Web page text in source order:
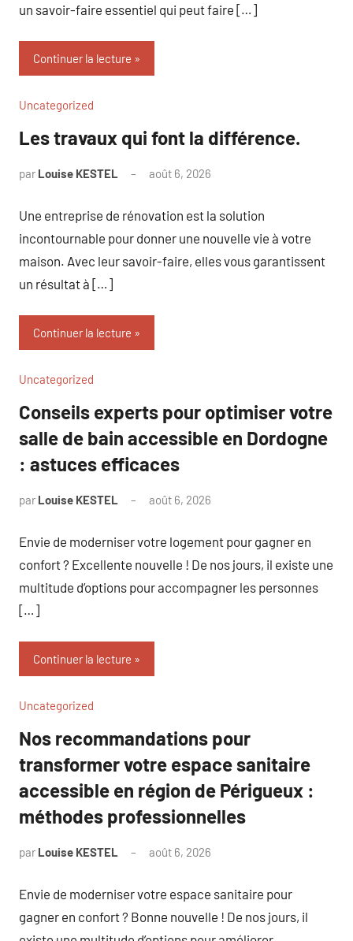
un savoir-faire essentiel qui peut faire […]
Continuer la lecture
Uncategorized
Les travaux qui font la différence.
par Louise KESTEL août 6, 2026
Une entreprise de rénovation est la solution
incontournable pour donner une nouvelle vie à votre
maison. Avec leur savoir-faire, elles vous garantissent
un résultat à […]
Continuer la lecture
Uncategorized
Conseils experts pour optimiser votre
salle de bain accessible en Dordogne
: astuces efficaces
par Louise KESTEL août 6, 2026
Envie de moderniser votre logement pour gagner en
confort ? Excellente nouvelle ! De nos jours, il existe une
multitude d’options pour accompagner les personnes
[…]
Continuer la lecture
Uncategorized
Nos recommandations pour
transformer votre espace sanitaire
accessible en région de Périgueux :
méthodes professionnelles
par Louise KESTEL août 6, 2026
Envie de moderniser votre espace sanitaire pour
gagner en confort ? Bonne nouvelle ! De nos jours, il